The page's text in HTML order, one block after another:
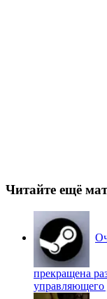
Читайте ещё
прекращена
управляющего